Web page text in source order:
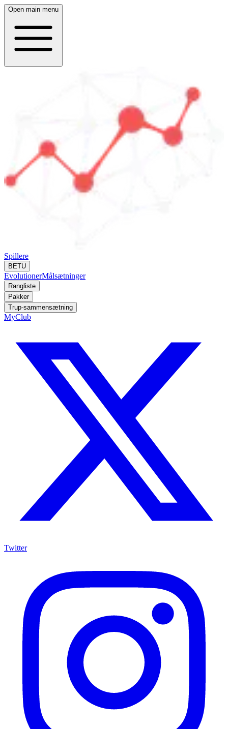
Open main menu
Spillere
BETU
EvolutionerMålsætninger
Rangliste
Pakker
Trup-sammensætning
MyClub
Twitter